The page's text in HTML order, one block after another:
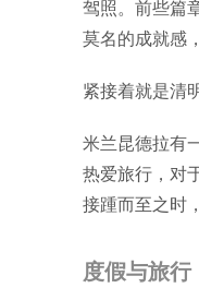
驾照。前些篇
莫名的成就感
紧接着就是清
米兰昆德拉有
热爱旅行，对
接踵而至之时
度假与旅行